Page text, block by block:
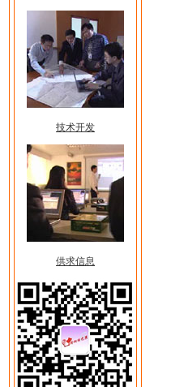
技术开发
供求信息